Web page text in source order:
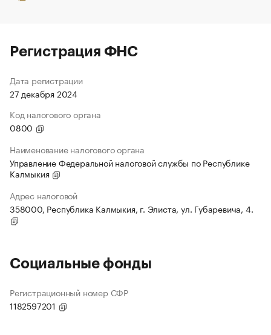
Регистрация ФНС
Дата регистрации
27 декабря 2024
Код налогового органа
0800
Наименование налогового органа
Управление Федеральной налоговой службы по Республике
Калмыкия
Адрес налоговой
358000, Республика Калмыкия, г. Элиста, ул. Губаревича, 4.
Социальные фонды
Регистрационный номер СФР
1182597201